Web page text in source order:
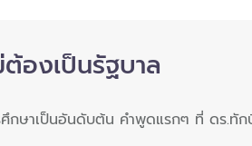
องเป็นรัฐบาล
กษาเป็นอันดับต้น คำพูดแรกๆ ที่ ดร.